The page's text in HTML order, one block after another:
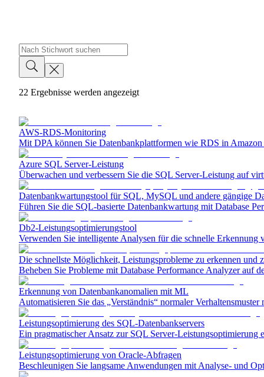
22 Ergebnisse werden angezeigt
AWS-RDS-Monitoring
Mit DPA können Sie Datenbankplattformen wie RDS in Amazon
Azure SQL Server-Leistung
Überwachen und verbessern Sie die SQL Server-Leistung auf
Datenbankwartungstool für SQL, MySQL und andere gängige
Führen Sie die SQL-basierte Datenbankwartung mit Database
Db2-Leistungsoptimierungstool
Verwenden Sie intelligente Analysen für die schnelle
Die schnellste Möglichkeit, Leistungsprobleme zu erkennen und
Beheben Sie Probleme mit Database Performance Analyzer auf
Erkennung von Datenbankanomalien mit ML
Automatisieren Sie das „Verständnis“ normaler
Leistungsoptimierung des SQL-Datenbankservers
Ein pragmatischer Ansatz zur SQL Server-
Leistungsoptimierung von Oracle-Abfragen
Beschleunigen Sie langsame Anwendungen mit Analyse- und